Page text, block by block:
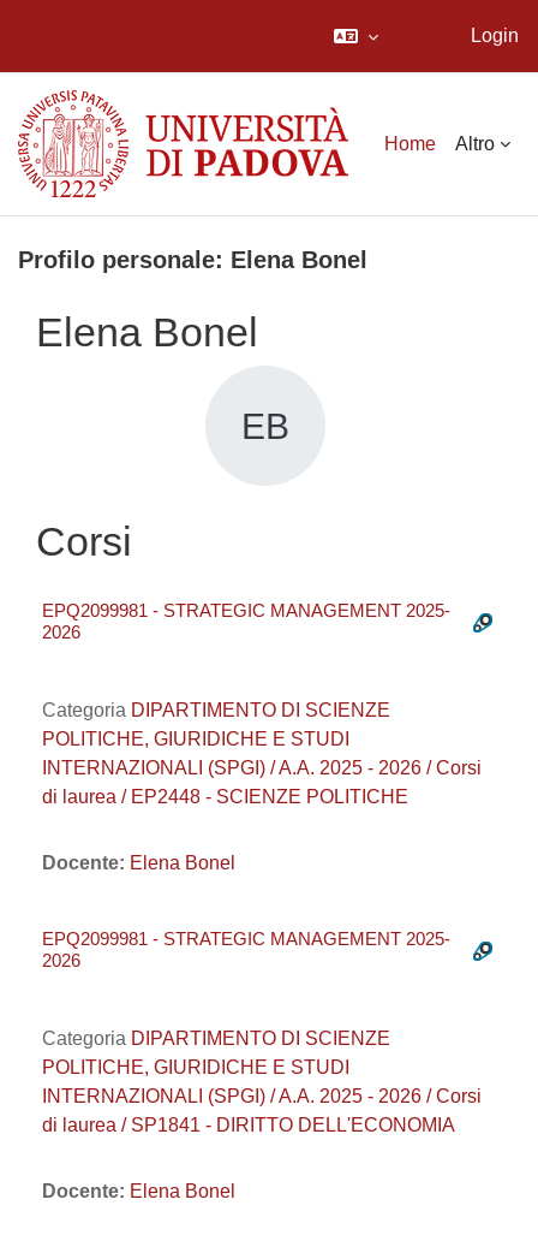
Login
Home Altro
Profilo personale: Elena Bonel
Elena Bonel
EB
Corsi
EPQ2099981 - STRATEGIC MANAGEMENT 2025-
2026
Categoria DIPARTIMENTO DI SCIENZE
POLITICHE, GIURIDICHE E STUDI
INTERNAZIONALI (SPGI) / A.A. 2025 - 2026 / Corsi
di laurea / EP2448 - SCIENZE POLITICHE
Docente: Elena Bonel
EPQ2099981 - STRATEGIC MANAGEMENT 2025-
2026
Categoria DIPARTIMENTO DI SCIENZE
POLITICHE, GIURIDICHE E STUDI
INTERNAZIONALI (SPGI) / A.A. 2025 - 2026 / Corsi
di laurea / SP1841 - DIRITTO DELL'ECONOMIA
Docente: Elena Bonel